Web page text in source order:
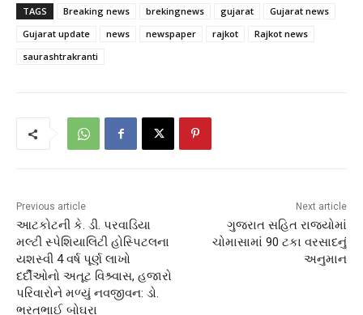
TAGS Breaking news brekingnews gujarat
Gujarat news
Gujarat update
news newspaper rajkot
Rajkot news
saurashtrakranti
Previous article
આટકોટની કે. ડી. પરવાડિયા
મલ્ટી સ્પેશિયાલિટી હોસ્પિટલના
યશસ્વી 4 વર્ષ પૂર્ણ લાખો
દર્દીઓનો અતૂટ વિશ્ર્વાસ, હજારો
પરિવારોને મળ્યું નવજીવન: ડો.
ભરતભાઈ બોઘરા
Next article
ગુજરાત સહિત રાજયોમાં
ચોમાસામાં 90 ટકા વરસાદનું
અનુમાન